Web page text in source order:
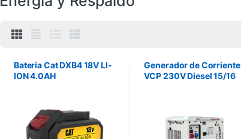
Batería Cat DXB4 18V LI-
ION 4.0AH
Generador de Corriente
VCP 230V Diesel 15/16